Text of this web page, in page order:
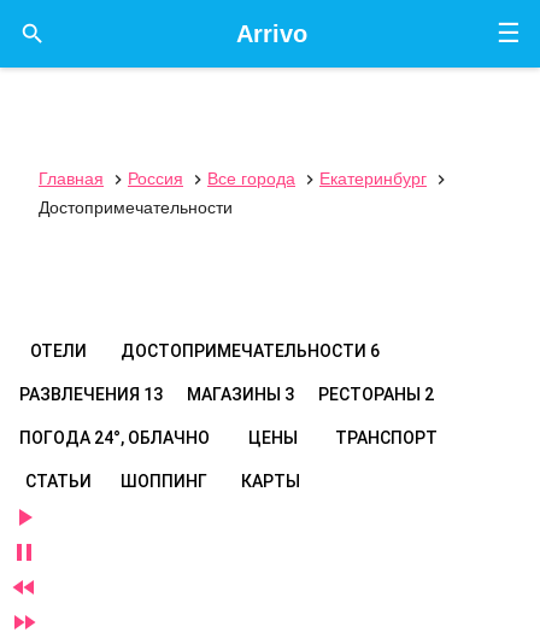
☰
Arrivo

Главная  Россия  Все города  Екатеринбург

Достопримечательности
ОТЕЛИ ДОСТОПРИМЕЧАТЕЛЬНОСТИ 6
РАЗВЛЕЧЕНИЯ 13 МАГАЗИНЫ 3 РЕСТОРАНЫ 2
ПОГОДА 24°, ОБЛАЧНО ЦЕНЫ ТРАНСПОРТ
СТАТЬИ ШОППИНГ КАРТЫ



